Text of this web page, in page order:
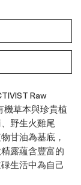
Raw
機草本與珍貴植
野生火雞尾
甘油為基底，
露蘊含豐富的
生活中為自己